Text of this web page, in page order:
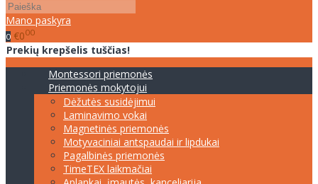
Mano paskyra
0 €000
Prekių krepšelis tuščias!
Montessori priemonės
Priemonės mokytojui
Dėžutės susidėjimui
Laminavimo vokai
Magnetinės priemonės
Motyvaciniai antspaudai ir lipdukai
Pagalbinės priemonės
TimeTEX laikmačiai